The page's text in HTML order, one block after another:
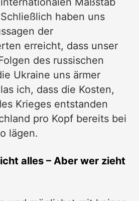
haben uns
der
erreicht, dass unser
des russischen
Ukraine uns ärmer
ich, dass die Kosten,
Krieges entstanden
pro Kopf bereits bei
lägen.
alles – Aber wer zieht